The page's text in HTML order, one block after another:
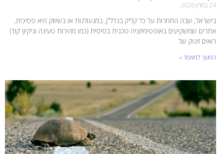
24 במרץ 2026
בישראל, שבה התחרות על כל קליק בנדל"ן, במנעולנות או בשיווק היא פסיכית,
אתרים שמשקיעים באופטימיזציה טכנית בסיסית (כמו מהירות טעינה וניקיון קוד)
רואים זינוק של
המשך למאמר »